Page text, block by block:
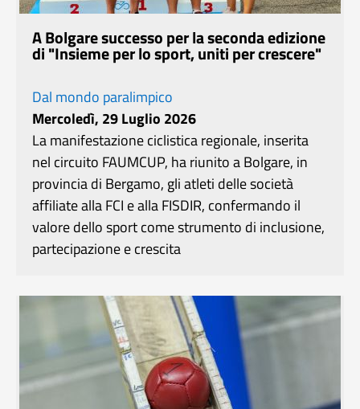
A Bolgare successo per la seconda edizione
di "Insieme per lo sport, uniti per crescere"
Dal mondo paralimpico
Mercoledì, 29 Luglio 2026
La manifestazione ciclistica regionale, inserita
nel circuito FAUMCUP, ha riunito a Bolgare, in
provincia di Bergamo, gli atleti delle società
affiliate alla FCI e alla FISDIR, confermando il
valore dello sport come strumento di inclusione,
partecipazione e crescita